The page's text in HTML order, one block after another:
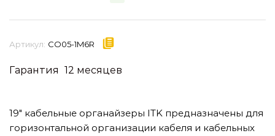
Артикул: CO05-1M6R
Гарантия 12 месяцев
19″ кабельные органайзеры ITK предназначены для
горизонтальной организации кабеля и кабельных